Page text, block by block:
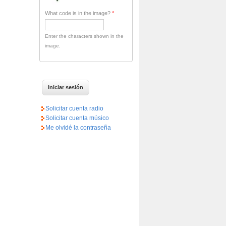
What code is in the image? *
Enter the characters shown in the
image.
Solicitar cuenta radio
Solicitar cuenta músico
Me olvidé la contraseña